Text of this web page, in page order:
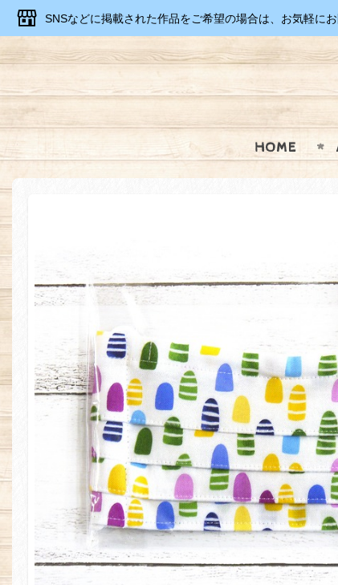
SNSなどに掲載された作品をご希望の場合は、お気軽にお
HOME